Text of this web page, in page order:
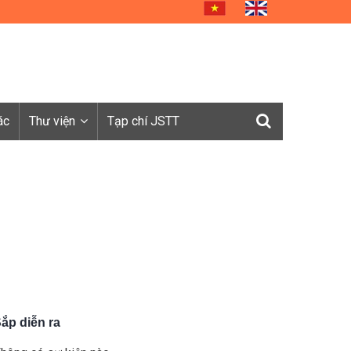
Thư viện Tạp chí JSTT
diễn ra